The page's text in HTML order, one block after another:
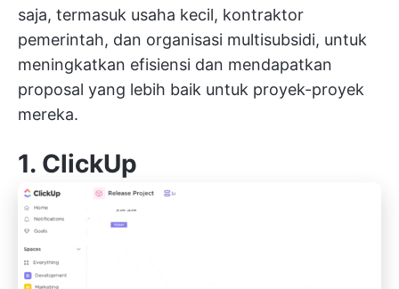
saja, termasuk usaha kecil, kontraktor
pemerintah, dan organisasi multisubsidi, untuk
meningkatkan efisiensi dan mendapatkan
proposal yang lebih baik untuk proyek-proyek
mereka.
1. ClickUp